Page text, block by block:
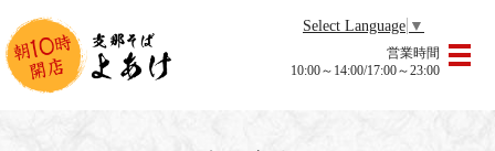
メ
営業時間
10:00～14:00/17:00～23:00
Select Language ▼